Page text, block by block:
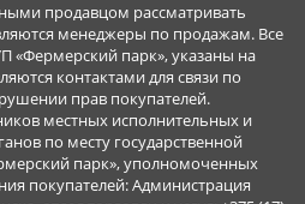
продавцом рассматривать
менеджеры по продажам. Все
«Фермерский парк», указаны на
контактами для связи по
прав покупателей.
местных исполнительных и
по месту государственной
парк», уполномоченных
покупателей: Администрация